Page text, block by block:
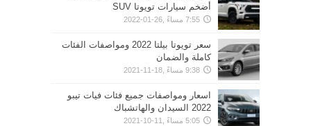
أضخم سيارات تويوتا SUV
7:55 مساءً ,26-01-2022
سعر تويوتا بيلتا 2022 ومواصفات الفئات
كاملة والضمان
9:38 مساءً ,18-11-2021
اسعار ومواصفات جميع فئات فيات تيبو
2022 السيدان والهاتشباك
5:05 مساءً ,11-10-2021